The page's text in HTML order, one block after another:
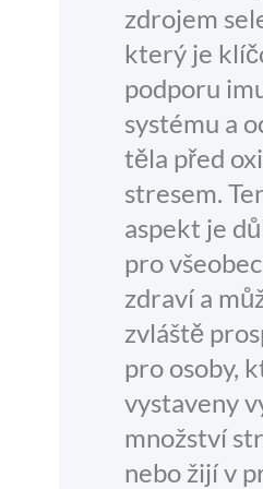
zdrojem
který je
podporu
systému a
těla před
stresem.
aspekt je
pro
zdraví a
zvláště
pro osoby,
vystaveny
množství
nebo žijí v